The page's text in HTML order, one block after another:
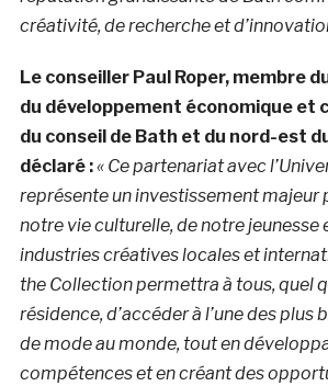
créativité, de recherche et
Le conseiller Paul Roper, membre
du développement économique et
du conseil de Bath et du nord-est
déclaré :« Ce partenariat avec
représente un investissement majeur
notre vie culturelle, de notre jeunesse
industries créatives locales et
the Collection permettra à tous, quel
résidence, d’accéder à l’une des plus
de mode au monde, tout en
compétences et en créant des